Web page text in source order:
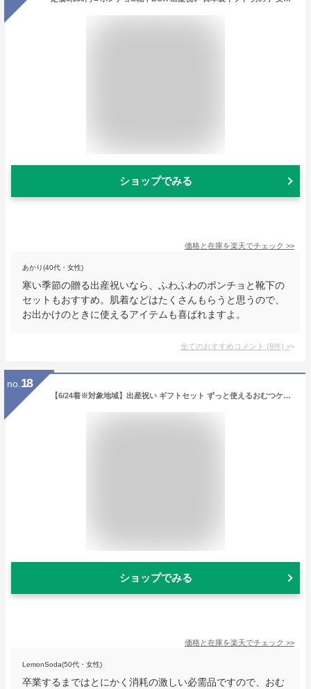
ショップでみる
価格と在庫を楽天でチェック >>
あかり(40代・女性)
寒い季節の贈る出産祝いなら、ふわふわのポンチョと靴下の
セットもおすすめ。肌着などはたくさんもらうと思うので、
お出かけのときに使えるアイテムも喜ばれますよ。
全てのおすすめコメント (8件) >
no. 18
【6/24着※対象地域】出産祝い ギフトセット ずっと使えるおむつケーキ 人気 ボックス バスケット 名入れ 名前 刺繍 送料無料 ストッカー ケース お試し 収納 ベビー用品 子育て 男の子 女の子 ラルフローレン ミキハウス パンパース 肌へのいちばん メリーズ ムーニー
ショップでみる
価格と在庫を楽天でチェック >>
LemonSoda(50代・女性)
卒業するまではとにかく消耗の激しい必需品ですので、おむ